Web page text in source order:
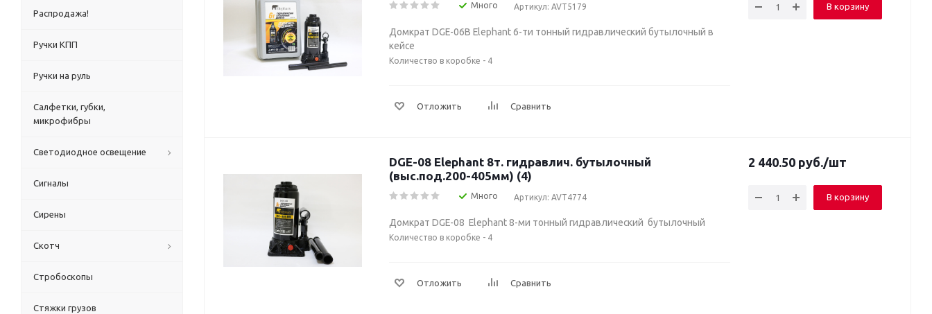
Много Артикул: AVT5179
Домкрат DGE-06В Elephant 6-ти тонный гидравлический бутылочный в
кейсе
Количество в коробке - 4
Отложить Сравнить
В корзину
DGE-08 Elephant 8т. гидравлич. бутылочный
(выс.под.200-405мм) (4)
Много Артикул: AVT4774
Домкрат DGE-08 Elephant 8-ми тонный гидравлический бутылочный
Количество в коробке - 4
Отложить Сравнить
2 440.50 руб./шт
В корзину
Распродажа!
Ручки КПП
Ручки на руль
Салфетки, губки,
микрофибры
Светодиодное освещение
Сигналы
Сирены
Скотч
Стробоскопы
Стяжки грузов